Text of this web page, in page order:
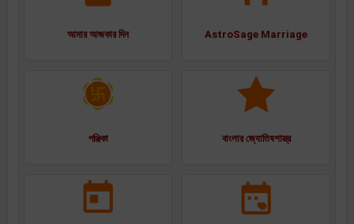
আমার আজকার দিন AstroSage Marriage
পঞ্জিকা বাংলার জ্যোতিষশাস্ত্র